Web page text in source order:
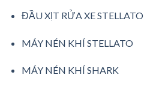
ĐẦU XỊT RỬA XE STELLATO
MÁY NÉN KHÍ STELLATO
MÁY NÉN KHÍ SHARK